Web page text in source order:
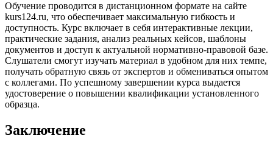
Обучение проводится в дистанционном формате на сайте
kurs124.ru, что обеспечивает максимальную гибкость и
доступность. Курс включает в себя интерактивные лекции,
практические задания, анализ реальных кейсов, шаблоны
документов и доступ к актуальной нормативно-правовой базе.
Слушатели смогут изучать материал в удобном для них темпе,
получать обратную связь от экспертов и обмениваться опытом
с коллегами. По успешному завершении курса выдается
удостоверение о повышении квалификации установленного
образца.
Заключение